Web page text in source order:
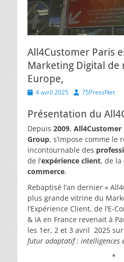
All4Customer Paris
Marketing Digital de
Europe,
Posted
4 avril 2025 Author
75PressNet
Présentation du
Depuis 2009, All4Customer
Group, s’impose comme le
incontournable des
de l’expérience client, de la
commerce.
Rebaptisé l’an dernier «
plus grande vitrine du
l’Expérience Client, de l’E-
& IA en France revenait à
les 1er, 2 et 3 avril 2025
futur adaptatif : intelligences
*